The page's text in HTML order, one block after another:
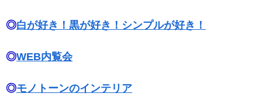
◎白が好き！黒が好き！シンプルが好き！
◎WEB内覧会
◎モノトーンのインテリア